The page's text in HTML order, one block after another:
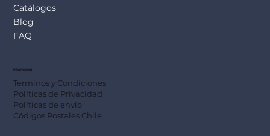
Catálogos
Blog
FAQ
Información
Terminos y Condiciones
Políticas de Privacidad
Políticas de envío
Códigos Postales Chile